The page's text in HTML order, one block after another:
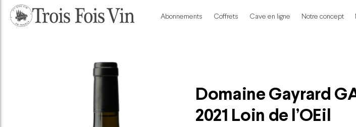
Abonnements Coffrets Cave en ligne Notre concept
Domaine Gayrard
2021 Loin de l’OEil